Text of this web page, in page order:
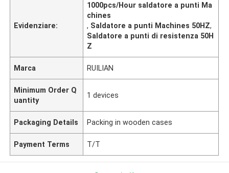
Evidenziare:
1000pcs/Hour saldatore a punti Ma
chines
, Saldatore a punti Machines 50HZ,
Saldatore a punti di resistenza 50H
Z
Marca RUILIAN
Minimum Order Q
uantity
1 devices
Packaging Details Packing in wooden cases
Payment Terms T/T